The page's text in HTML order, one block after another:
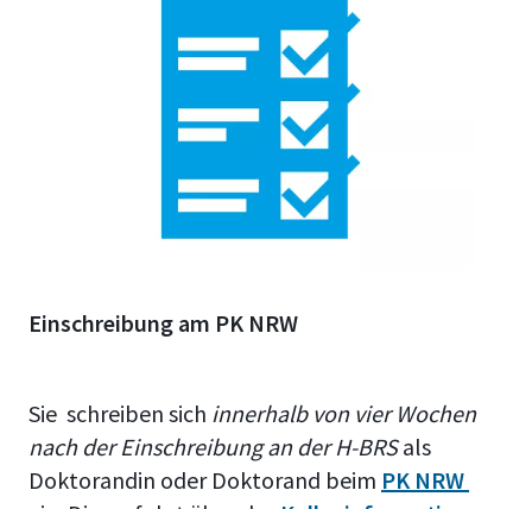
Einschreibung am PK NRW
Sie schreiben sich innerhalb von vier Wochen
nach der Einschreibung an der H-BRSals
Doktorandin oder Doktorand beim PK NRW